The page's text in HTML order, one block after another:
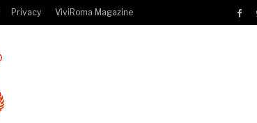
Privacy ViviRoma Magazine